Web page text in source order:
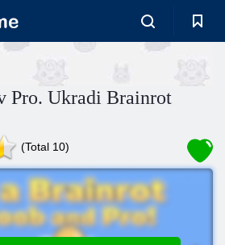
Pro. Ukradi Brainrot
(Total 10)